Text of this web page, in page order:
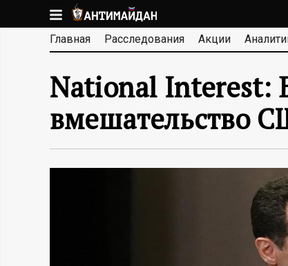
к
основномуА
Н
Т
И
М
Главная Расследования Акции
National Interest:
вмешательство